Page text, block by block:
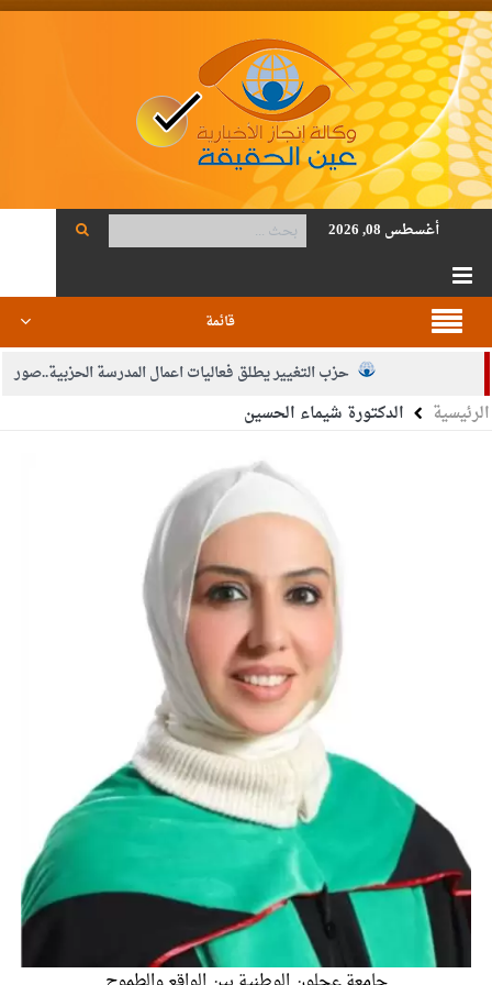
أغسطس 08, 2026
قائمة
حزب التغيير يطلق فعاليات اعمال المدرسة الحزبية..صور
الجيش يفتح باب التجنيد لحملة البكالوريوس في الحقوق والقانون
بيان اجتماع عمّان:دعم الوصاية الهاشمية التاريخية على المقدسات
الإسلامية والمسيحية
الأمن يتلف 16 مليون حبة كبتاجون و1480 كغم مواد مخدرة
النواب يقر مشروع تعديل قانون الملكية العقارية
القاضي يلتقي رؤساء تحرير الصحف اليومية ويؤكد حرص مجلس
النواب على شراكة فاعلة مع الإعلام
دعوة المكلفين بخدمة العلم (الدفعة الثالثة) إلى مراجعة منصة خدمة
العلم
الملك يلتقي مجموعة من رفاق السلاح
الملك يتلقى اتصالا هاتفيا من العاهل البحريني
القاضي محمود أحمد فريحات.. مبارك ومزيدا من التوفيق
الرئيسية الدكتورة شيماء الحسين